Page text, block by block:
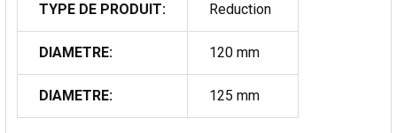
TYPE DE PRODUIT: Reduction
DIAMETRE: 120 mm
DIAMETRE: 125 mm